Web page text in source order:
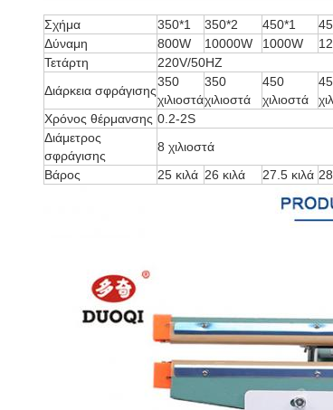
Σχήμα 350*1 350*2 450*1
Δύναμη
800W 10000W 1000W
Τετάρτη
220V/50HZ
Διάρκεια σφράγισης
350
χιλιοστά
350
χιλιοστά
450
χιλιοστά
Χρόνος θέρμανσης 0.2-2S
Διάμετρος
σφράγισης
8 χιλιοστά
Βάρος
25 κιλά 26 κιλά 27.5 κιλά